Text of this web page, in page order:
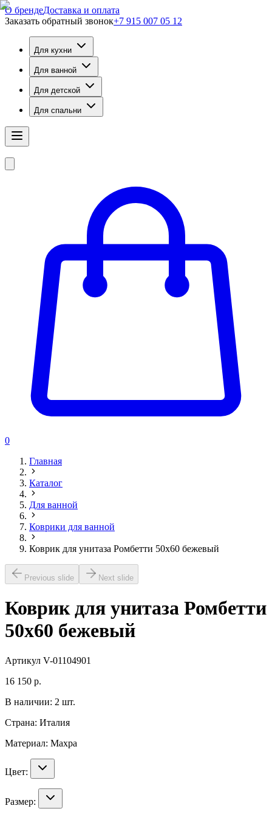
О брендеДоставка и оплата
Заказать обратный звонок+7 915 007 05 12
Для кухни
Для ванной
Для детской
Для спальни
0
Главная
Каталог
Для ванной
Коврики для ванной
Коврик для унитаза Ромбетти 50х60 бежевый
Previous slide Next slide
Коврик для унитаза Ромбетти
50х60 бежевый
Артикул V-01104901
16 150 р.
В наличии: 2 шт.
Страна: Италия
Материал: Махра
Цвет:
Размер: